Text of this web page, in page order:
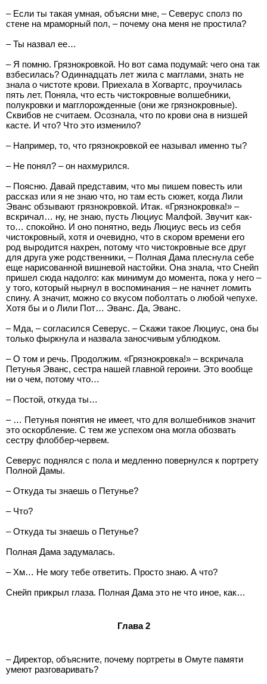
– Если ты такая умная, объясни мне, – Северус сполз по
стене на мраморный пол, – почему она меня не простила?
– Ты назвал ее…
– Я помню. Грязнокровкой. Но вот сама подумай: чего она так
взбесилась? Одиннадцать лет жила с магглами, знать не
знала о чистоте крови. Приехала в Хогвартс, проучилась
пять лет. Поняла, что есть чистокровные волшебники,
полукровки и магглорожденные (они же грязнокровные).
Сквибов не считаем. Осознала, что по крови она в низшей
касте. И что? Что это изменило?
– Например, то, что грязнокровкой ее называл именно ты?
– Не понял? – он нахмурился.
– Поясню. Давай представим, что мы пишем повесть или
рассказ или я не знаю что, но там есть сюжет, когда Лили
Эванс обзывают грязнокровкой. Итак. «Грязнокровка!» –
вскричал… ну, не знаю, пусть Люциус Малфой. Звучит как-
то… спокойно. И оно понятно, ведь Люциус весь из себя
чистокровный, хотя и очевидно, что в скором времени его
род выродится нахрен, потому что чистокровные все друг
для друга уже родственники, – Полная Дама плеснула себе
еще нарисованной вишневой настойки. Она знала, что Снейп
пришел сюда надолго: как минимум до момента, пока у него –
у того, который нырнул в воспоминания – не начнет ломить
спину. А значит, можно со вкусом поболтать о любой чепухе.
Хотя бы и о Лили Пот… Эванс. Да, Эванс.
– Мда, – согласился Северус. – Скажи такое Люциус, она бы
только фыркнула и назвала заносчивым ублюдком.
– О том и речь. Продолжим. «Грязнокровка!» – вскричала
Петунья Эванс, сестра нашей главной героини. Это вообще
ни о чем, потому что…
– Постой, откуда ты…
– … Петунья понятия не имеет, что для волшебников значит
это оскорбление. С тем же успехом она могла обозвать
сестру флоббер-червем.
Северус поднялся с пола и медленно повернулся к портрету
Полной Дамы.
– Откуда ты знаешь о Петунье?
– Что?
– Откуда ты знаешь о Петунье?
Полная Дама задумалась.
– Хм… Не могу тебе ответить. Просто знаю. А что?
Снейп прикрыл глаза. Полная Дама это не что иное, как…
Глава 2
– Директор, объясните, почему портреты в Омуте памяти
умеют разговаривать?